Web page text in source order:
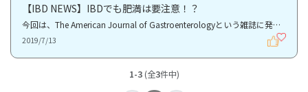
【IBD NEWS】IBDでも肥満は要注意！？
今回は、The American Journal of Gastroenterologyという雑誌に発表された「肥満が炎症性腸疾患の疾患...
2019/7/13
1-3(全3件中)